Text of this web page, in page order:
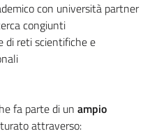
con università partner
congiunti
di reti scientifiche e
fa parte di un ampio
attraverso: